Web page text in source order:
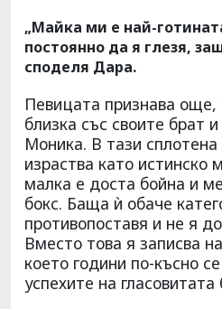
„Майка ми е най-
постоянно да я глезя,
споделя Дара.
Певицата признава още,
близка със своите брат
Моника. В тази
израства като
малка е доста бойна и
бокс. Баща ѝ обаче
противопоставя и не я
Вместо това я записва
което години по-късно
успехите на